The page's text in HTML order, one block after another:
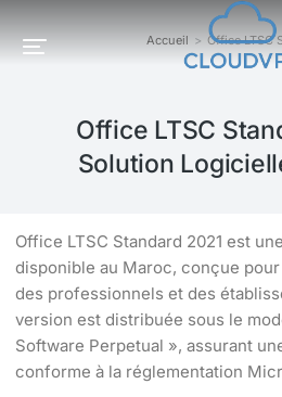
Vous êtes ici : Accueil Office LTSC
Office LTSC
Solution
Office LTSC Standard 2021 est
disponible au Maroc, conçue
des professionnels et des
version est distribuée sous le
Software Perpetual », assurant
conforme à la réglementation